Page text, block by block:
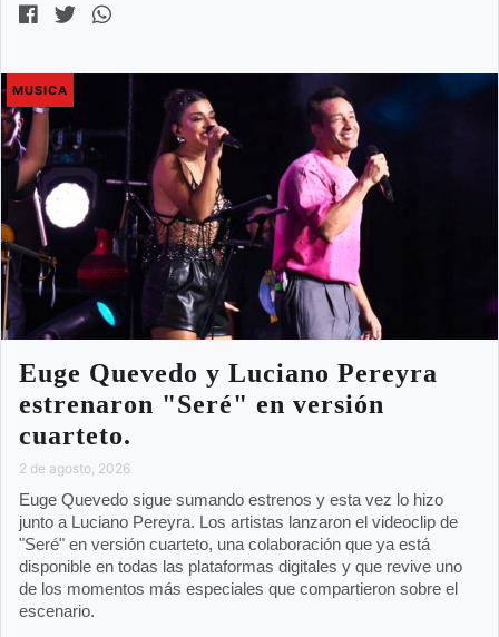
MUSICA
Euge Quevedo y Luciano Pereyra
estrenaron "Seré" en versión
cuarteto.
2 de agosto, 2026
Euge Quevedo sigue sumando estrenos y esta vez lo hizo
junto a Luciano Pereyra. Los artistas lanzaron el videoclip de
"Seré" en versión cuarteto, una colaboración que ya está
disponible en todas las plataformas digitales y que revive uno
de los momentos más especiales que compartieron sobre el
escenario.